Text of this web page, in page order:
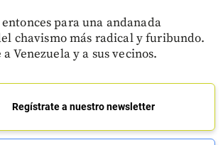
para una andanada
chavismo más radical y furibundo.
Venezuela y a sus vecinos.
Regístrate a nuestro newsletter